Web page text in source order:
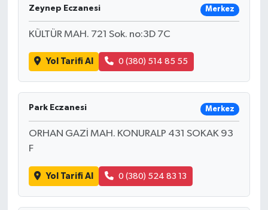
Zeynep Eczanesi Merkez
KÜLTÜR MAH. 721 Sok. no:3D 7C
Yol Tarifi Al 0 (380) 514 85 55
Park Eczanesi Merkez
ORHAN GAZİ MAH. KONURALP 431 SOKAK 93
F
Yol Tarifi Al 0 (380) 524 83 13